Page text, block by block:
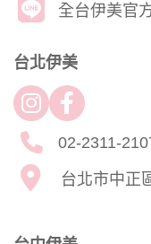
全台伊美官
台北伊美
02-2311-
台北市中正